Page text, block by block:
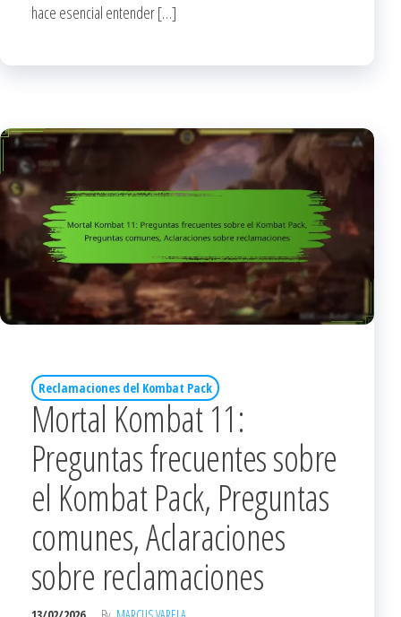
hace esencial entender […]
Reclamaciones del Kombat Pack
Mortal Kombat 11:
Preguntas frecuentes sobre
el Kombat Pack, Preguntas
comunes, Aclaraciones
sobre reclamaciones